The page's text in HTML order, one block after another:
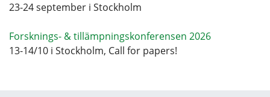
23-24 september i Stockholm
Forsknings- & tillämpningskonferensen 2026
13-14/10 i Stockholm, Call for papers!